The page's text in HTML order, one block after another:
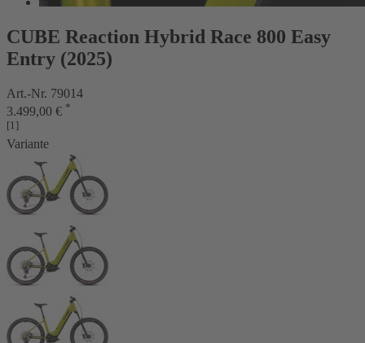
CUBE Reaction Hybrid Race 800 Easy
Entry (2025)
Art.-Nr. 79014
3.499,00 € *
[1]
Variante